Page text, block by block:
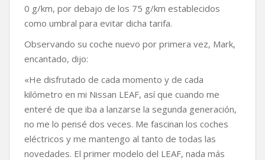
0 g/km, por debajo de los 75 g/km establecidos
como umbral para evitar dicha tarifa.
Observando su coche nuevo por primera vez, Mark,
encantado, dijo:
«He disfrutado de cada momento y de cada
kilómetro en mi Nissan LEAF, así que cuando me
enteré de que iba a lanzarse la segunda generación,
no me lo pensé dos veces. Me fascinan los coches
eléctricos y me mantengo al tanto de todas las
novedades. El primer modelo del LEAF, nada más